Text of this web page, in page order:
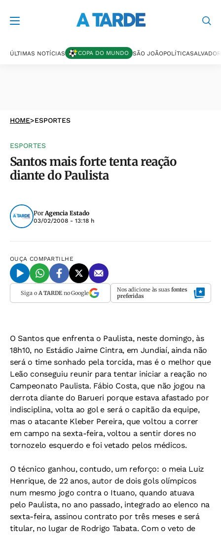
ÚLTIMAS NOTÍCIAS COPA DO MUNDO SÃO JOÃOPOLÍTICASALVADOR
HOME>ESPORTES
ESPORTES
Santos mais forte tenta reação
diante do Paulista
PorAgencia Estado
03/02/2008 - 13:18 h
OUÇA COMPARTILHE
Siga o A TARDEno Google Nos adicione às suas fontes
preferidas
O Santos que enfrenta o Paulista, neste domingo, às
18h10, no Estádio Jaime Cintra, em Jundiaí, ainda não
será o time sonhado pela torcida, mas é o melhor que
Leão conseguiu reunir para tentar iniciar a reação no
Campeonato Paulista. Fábio Costa, que não jogou na
derrota diante do Barueri porque estava afastado por
indisciplina, volta ao gol e será o capitão da equipe,
mas o atacante Kleber Pereira, que voltou a correr
em campo na sexta-feira, voltou a sentir dores no
tornozelo esquerdo e foi vetado pelos médicos.
O técnico ganhou, contudo, um reforço: o meia Luiz
Henrique, de 22 anos, autor de dois gols olímpicos
num mesmo jogo contra o Ituano, quando atuava
pelo Paulista, no ano passado, integrado ao elenco na
sexta-feira, assinou contrato por três meses e será
titular, no lugar de Rodrigo Tabata. Com o veto de